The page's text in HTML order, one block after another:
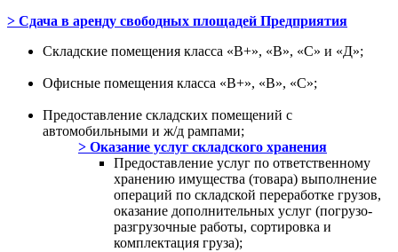
> Сдача в аренду свободных площадей Предприятия
Складские помещения класса «В+», «B», «С» и «Д»;
Офисные помещения класса «В+», «В», «С»;
Предоставление складских помещений с
автомобильными и ж/д рампами;
> Оказание услуг складского хранения
Предоставление услуг по ответственному
хранению имущества (товара) выполнение
операций по складской переработке грузов,
оказание дополнительных услуг (погрузо-
разгрузочные работы, сортировка и
комплектация груза);